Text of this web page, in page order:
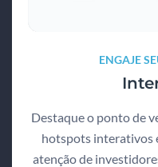
ENGAJE
Destaque o ponto de
hotspots interativos
atenção de